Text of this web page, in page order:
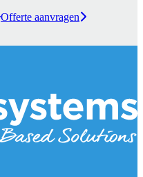
Offerte aanvragen